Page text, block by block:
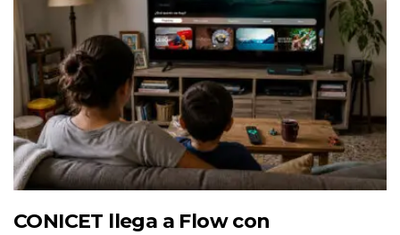
CONICET llega a Flow con